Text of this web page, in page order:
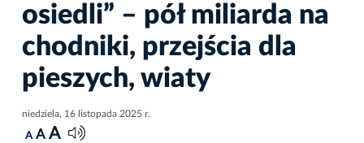
osiedli” – pół miliarda na
chodniki, przejścia dla
pieszych, wiaty
niedziela, 16 listopada 2025 r.
A A A